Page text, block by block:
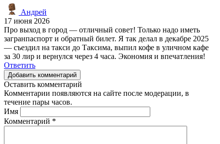
Андрей
17 июня 2026
Про выход в город — отличный совет! Только надо иметь
загранпаспорт и обратный билет. Я так делал в декабре 2025
— съездил на такси до Таксима, выпил кофе в уличном кафе
за 30 лир и вернулся через 4 часа. Экономия и впечатления!
Ответить
Добавить комментарий
Оставить комментарий
Комментарии появляются на сайте после модерации, в
течение пары часов.
Имя
Комментарий *